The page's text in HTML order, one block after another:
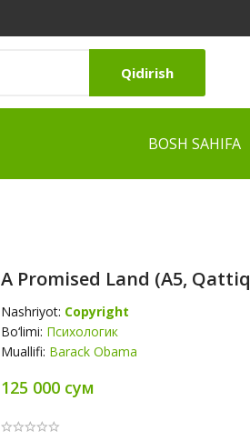
Qidirish
BOSH SAHIFA
A Promised Land (А5,
Nashriyot: Copyright
Bo‘limi: Психологик
Muallifi: Barack Obama
125 000 сум